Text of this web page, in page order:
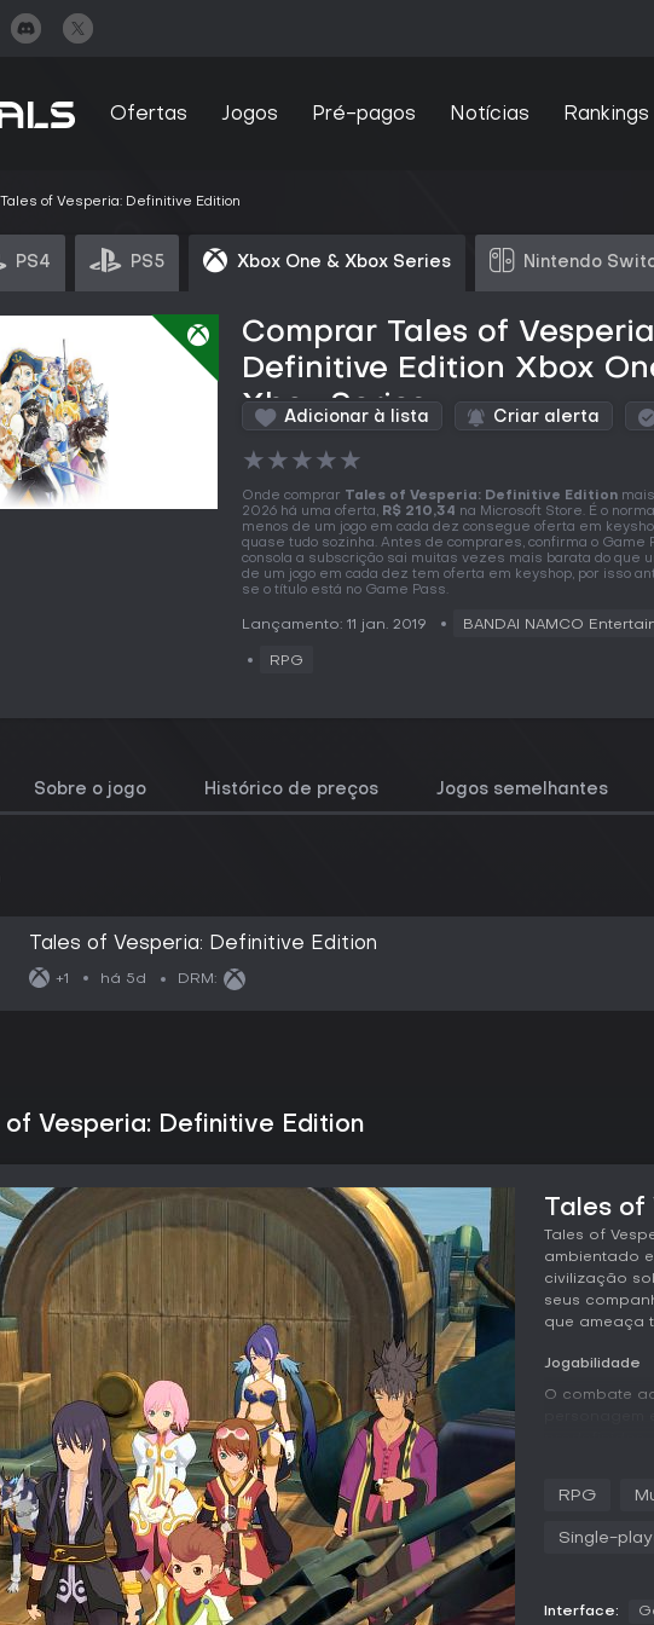
Ofertas Jogos Pré-pagos Notícias Rankings
Tales of Vesperia: Definitive Edition
PS4 PS5 Xbox One & Xbox Series Nintendo
Comprar Tales of
Definitive Edition Xbox
Xbox Series
Adicionar à lista Criar alerta
★★★★★
Onde comprar Tales of Vesperia: Definitive Edition
2026 há uma oferta, R$ 210,34 na Microsoft Store. É o
menos de um jogo em cada dez consegue oferta em
quase tudo sozinha. Antes de comprares, confirma o Game
consola a subscrição sai muitas vezes mais barata do que
de um jogo em cada dez tem oferta em keyshop, por isso
se o título está no Game Pass.
Lançamento: 11 jan. 2019 BANDAI NAMCO
RPG
Sobre o jogo Histórico de preços Jogos semelhantes
Tales of Vesperia: Definitive Edition
+1 há 5d DRM:
of Vesperia: Definitive Edition
Tales
Tales of
ambientado
civilização
seus
que ameaça
Jogabilidade
O combate
defender
O Over Limit
desbloquear
RPG
Single-
Interface: